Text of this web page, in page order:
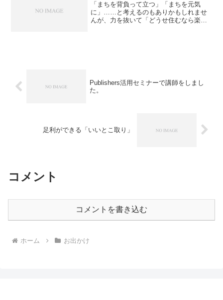
「まちを背負って立つ」「まちを元気
に」……と考えるのもありかもしれませ
んが、力を抜いて「どうせ住むなら楽し
Publishers活用セミナーで講師をしまし
た。
足利ができる「いいとこ取り」
コメント
コメントを書き込む
ホーム お出かけ